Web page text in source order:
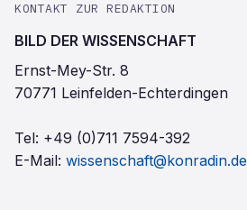
KONTAKT ZUR REDAKTION
BILD DER WISSENSCHAFT
Ernst-Mey-Str. 8
70771 Leinfelden-Echterdingen
Tel: +49 (0)711 7594-392
E-Mail: wissenschaft@konradin.de